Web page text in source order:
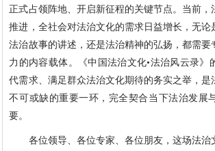
正式占领阵地、开启新征程的关键节点。当前，
推进，全社会对法治文化的需求日益增长，无论
法治故事的讲述，还是法治精神的弘扬，都需要
力的内容载体。《中国法治文化•法治风云录》
代需求、满足群众法治文化期待的务实之举，是
不可或缺的重要一环，完全契合当下法治发展
要。
各位领导、各位专家、各位朋友，这场法治